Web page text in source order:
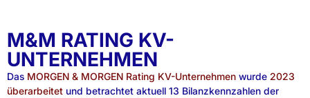
M&M RATING KV-
UNTERNEHMEN
Das MORGEN & MORGEN Rating KV-Unternehmen wurde 2023
überarbeitet und betrachtet aktuell 13 Bilanzkennzahlen der